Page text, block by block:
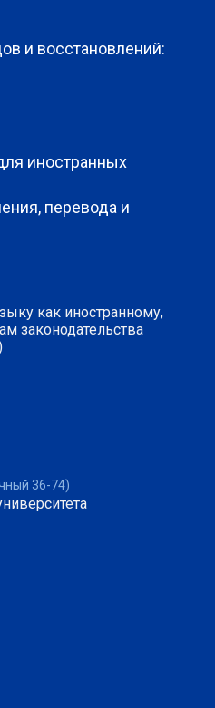
и восстановлений:
иностранных
перевода и
как иностранному,
законодательства
36-74)